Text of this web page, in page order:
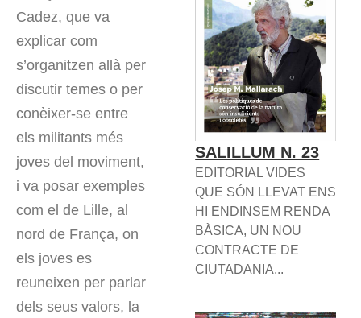
Cadez, que va
explicar com
s’organitzen allà per
discutir temes o per
conèixer-se entre
els militants més
joves del moviment,
i va posar exemples
com el de Lille, al
nord de França, on
els joves es
reuneixen per parlar
dels seus valors, la
SALILLUM N. 23
EDITORIAL VIDES
QUE SÓN LLEVAT ENS
HI ENDINSEM RENDA
BÀSICA, UN NOU
CONTRACTE DE
CIUTADANIA...